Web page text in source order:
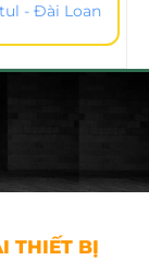
- Đài Loan
THIẾT BỊ